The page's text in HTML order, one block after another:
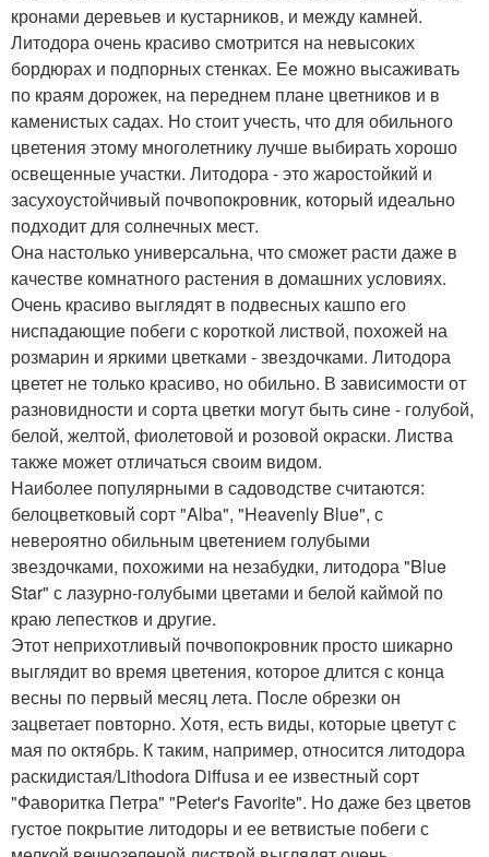
кронами деревьев и кустарников, и между камней.
Литодора очень красиво смотрится на невысоких
бордюрах и подпорных стенках. Ее можно высаживать
по краям дорожек, на переднем плане цветников и в
каменистых садах. Но стоит учесть, что для обильного
цветения этому многолетнику лучше выбирать хорошо
освещенные участки. Литодора - это жаростойкий и
засухоустойчивый почвопокровник, который идеально
подходит для солнечных мест.
Она настолько универсальна, что сможет расти даже в
качестве комнатного растения в домашних условиях.
Очень красиво выглядят в подвесных кашпо его
ниспадающие побеги с короткой листвой, похожей на
розмарин и яркими цветками - звездочками. Литодора
цветет не только красиво, но обильно. В зависимости от
разновидности и сорта цветки могут быть сине - голубой,
белой, желтой, фиолетовой и розовой окраски. Листва
также может отличаться своим видом.
Наиболее популярными в садоводстве считаются:
белоцветковый сорт "Alba", "Heavenly Blue", с
невероятно обильным цветением голубыми
звездочками, похожими на незабудки, литодора "Blue
Star" с лазурно-голубыми цветами и белой каймой по
краю лепестков и другие.
Этот неприхотливый почвопокровник просто шикарно
выглядит во время цветения, которое длится с конца
весны по первый месяц лета. После обрезки он
зацветает повторно. Хотя, есть виды, которые цветут с
мая по октябрь. К таким, например, относится литодора
раскидистая/Lithodora Diffusa и ее известный сорт
"Фаворитка Петра" "Peter's Favorite". Но даже без цветов
густое покрытие литодоры и ее ветвистые побеги с